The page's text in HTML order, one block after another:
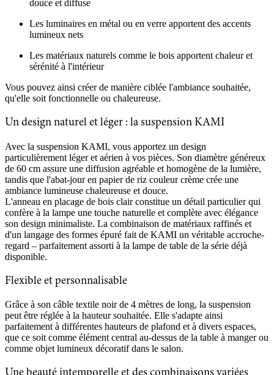
douce et diffuse
Les luminaires en métal ou en verre apportent des accents
lumineux nets
Les matériaux naturels comme le bois apportent chaleur et
sérénité à l'intérieur
Vous pouvez ainsi créer de manière ciblée l'ambiance souhaitée,
qu'elle soit fonctionnelle ou chaleureuse.
Un design naturel et léger : la suspension KAMI
Avec la suspension KAMI, vous apportez un design
particulièrement léger et aérien à vos pièces. Son diamètre généreux
de 60 cm assure une diffusion agréable et homogène de la lumière,
tandis que l'abat-jour en papier de riz couleur crème crée une
ambiance lumineuse chaleureuse et douce.
L'anneau en placage de bois clair constitue un détail particulier qui
confère à la lampe une touche naturelle et complète avec élégance
son design minimaliste. La combinaison de matériaux raffinés et
d'un langage des formes épuré fait de KAMI un véritable accroche-
regard – parfaitement assorti à la lampe de table de la série déjà
disponible.
Flexible et personnalisable
Grâce à son câble textile noir de 4 mètres de long, la suspension
peut être réglée à la hauteur souhaitée. Elle s'adapte ainsi
parfaitement à différentes hauteurs de plafond et à divers espaces,
que ce soit comme élément central au-dessus de la table à manger ou
comme objet lumineux décoratif dans le salon.